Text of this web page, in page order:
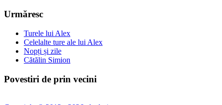
Urmăresc
Turele lui Alex
Celelalte ture ale lui Alex
Nopți și zile
Cătălin Simion
Povestiri de prin vecini